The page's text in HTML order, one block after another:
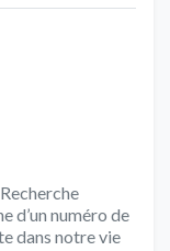
d’un numéro de
dans notre vie